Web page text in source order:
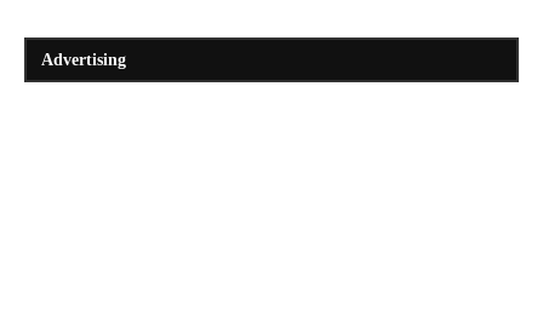
Advertising